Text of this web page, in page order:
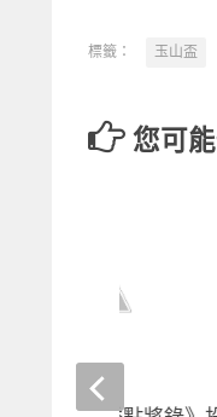
標籤： 玉山盃
您可